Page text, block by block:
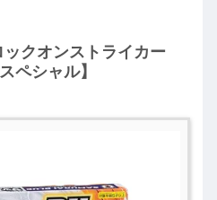
クオンストライカー
ペシャル】